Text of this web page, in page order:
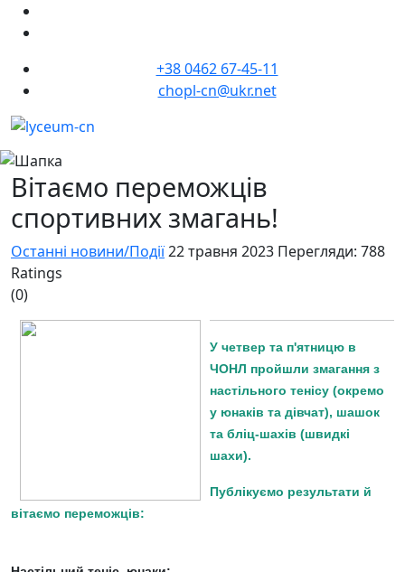
+38 0462 67-45-11
chopl-cn@ukr.net
Вітаємо переможців
спортивних змагань!
Останні новини/Події22 травня 2023 Перегляди: 788
Ratings
(0)
У четвер та п'ятницю в
ЧОНЛ пройшли змагання з
настільного тенісу (окремо
у юнаків та дівчат), шашок
та бліц-шахів (швидкі
шахи).
Публікуємо результати й
вітаємо переможців: